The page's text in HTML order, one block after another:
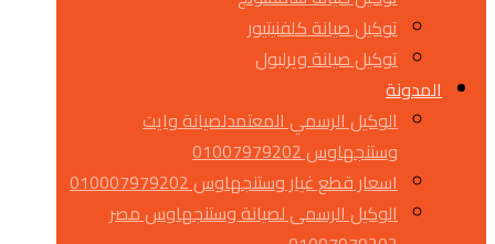
توكيل صيانة كلفنيتيور
توكيل صيانة ويرلبول
المدونة
الوكيل الرسمي المعتمدلصيانة وايت
وستنجهاوس 01007979202
اسعار قطع غيار وستنجهاوس 010007979202
الوكيل الرسمى لصيانة وستنجهاوس مصر